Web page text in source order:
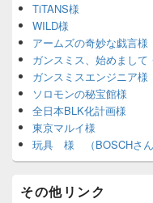
TiTANS様
WILD様
アームズの奇妙な戯言様
ガンスミス、始めまし
ガンスミスエンジニア様
ソロモンの秘宝館様
全日本BLK化計画様
東京マルイ様
玩具 様 （BOSCHさん
その他リンク